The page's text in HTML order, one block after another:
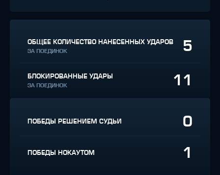
ОБЩЕЕ КОЛИЧЕСТВО НАНЕСЕННЫХ УДАРОВ
ЗА ПОЕДИНОК 5
БЛОКИРОВАННЫЕ УДАРЫ
ЗА ПОЕДИНОК 11
ПОБЕДЫ РЕШЕНИЕМ СУДЬИ 0
ПОБЕДЫ НОКАУТОМ 1